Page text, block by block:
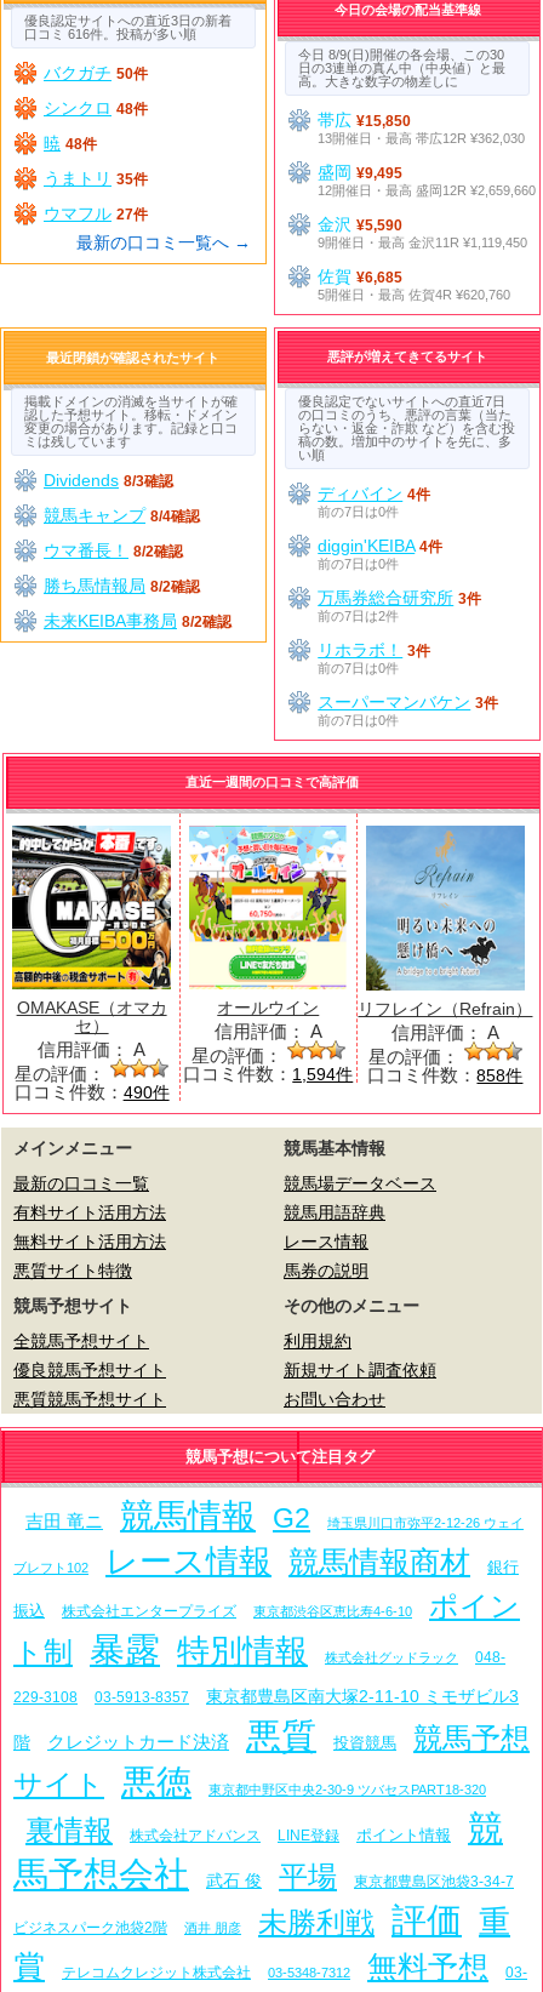
優良認定サイトへの直近3日の新着
口コミ 616件。投稿が多い順
バクガチ 50件
シンクロ 48件
暁 48件
うまトリ 35件
ウマフル 27件
最新の口コミ一覧へ →
今日の会場の配当基準線
今日 8/9(日)開催の各会場、この30
日の3連単の真ん中（中央値）と最
高。大きな数字の物差しに
帯広¥15,850
13開催日・最高 帯広12R ¥362,030
盛岡¥9,495
12開催日・最高 盛岡12R ¥2,659,660
金沢¥5,590
9開催日・最高 金沢11R ¥1,119,450
佐賀¥6,685
5開催日・最高 佐賀4R ¥620,760
悪評が増えてきてるサイト
優良認定でないサイトへの直近7日
の口コミのうち、悪評の言葉（当た
らない・返金・詐欺 など）を含む投
稿の数。増加中のサイトを先に、多
い順
ディバイン 4件
前の7日は0件
diggin'KEIBA 4件
前の7日は0件
万馬券総合研究所 3件
前の7日は2件
リホラボ！
3件
前の7日は0件
スーパーマンバケン 3件
前の7日は0件
最近閉鎖が確認されたサイト
掲載ドメインの消滅を当サイトが確
認した予想サイト。移転・ドメイン
変更の場合があります。記録と口コ
ミは残しています
Dividends 8/3確認
競馬キャンプ 8/4確認
ウマ番長！ 8/2確認
勝ち馬情報局 8/2確認
未来KEIBA事務局 8/2確認
直近一週間の口コミで高評価
OMAKASE（オマカ
セ）
信用評価： A
星の評価：
口コミ件数： 490件
オールウイン
信用評価： A
星の評価：
口コミ件数： 1,594件
リフレイン（Refrain）
信用評価： A
星の評価：
口コミ件数：858件
メインメニュー
最新の口コミ一覧
有料サイト活用方法
無料サイト活用方法
悪質サイト特徴
競馬基本情報
競馬場データベース
競馬用語辞典
レース情報
馬券の説明
競馬予想サイト
全競馬予想サイト
優良競馬予想サイト
悪質競馬予想サイト
その他のメニュー
利用規約
新規サイト調査依頼
お問い合わせ
競馬予想について注目タグ
吉田 竜ニ 競馬情報 G2 埼玉県川口市弥平2-12-26 ウェイ
ブレフト102 レース情報 競馬情報商材 銀行
振込 株式会社エンタープライズ 東京都渋谷区恵比寿4-6-10
ポイン
ト制
暴露 特別情報 株式会社グッドラック 048-
229-3108 03-5913-8357 東京都豊島区南大塚2-11-10 ミモザビル3
階 クレジットカード決済 悪質 投資競馬
競馬予想
サイト
悪徳 東京都中野区中央2-30-9 ツバセスPART18-320
裏情報 株式会社アドバンス LINE登録 ポイント情報
競
馬予想会社
武石 俊 平場 東京都豊島区池袋3-34-7
ビジネスパーク池袋2階 酒井 朋彦 未勝利戦 評価 重
賞
テレコムクレジット株式会社 03-5348-7312 無料予想 03-